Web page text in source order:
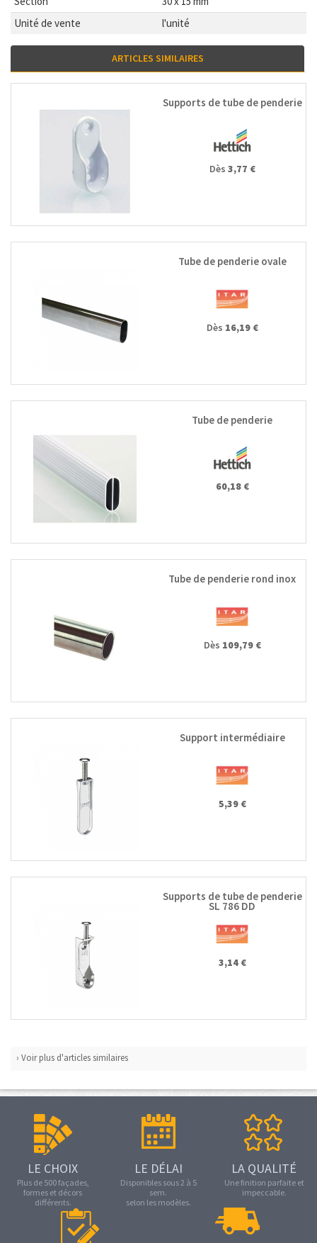
Unité de vente
l'unité
ARTICLES SIMILAIRES
Supports de tube de penderie
Dès 3,77 €
Tube de penderie ovale
Dès 16,19 €
Tube de penderie
60,18 €
Tube de penderie rond inox
Dès 109,79 €
Support intermédiaire
5,39 €
Supports de tube de penderie
SL 786 DD
3,14 €
› Voir plus d'articles similaires
LE CHOIX
Plus de 500 façades,
formes et décors
différents.
LE DÉLAI
Disponibles sous 2 à 5
sem.
selon les modèles.
LA QUALITÉ
Une finition parfaite et
impeccable.